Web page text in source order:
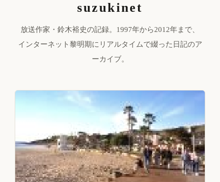
suzukinet
放送作家・鈴木裕史の記録。1997年から2012年まで、
インターネット黎明期にリアルタイムで綴った日記のア
ーカイブ。